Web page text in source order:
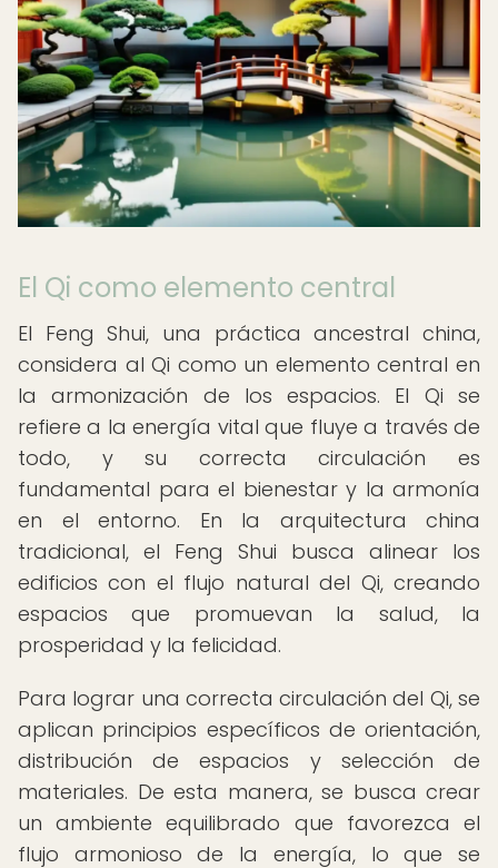
El Qi como elemento central
El Feng Shui, una práctica ancestral china,
considera al Qi como un elemento central en
la armonización de los espacios. El Qi se
refiere a la energía vital que fluye a través de
todo, y su correcta circulación es
fundamental para el bienestar y la armonía
en el entorno. En la arquitectura china
tradicional, el Feng Shui busca alinear los
edificios con el flujo natural del Qi, creando
espacios que promuevan la salud, la
prosperidad y la felicidad.
Para lograr una correcta circulación del Qi, se
aplican principios específicos de orientación,
distribución de espacios y selección de
materiales. De esta manera, se busca crear
un ambiente equilibrado que favorezca el
flujo armonioso de la energía, lo que se